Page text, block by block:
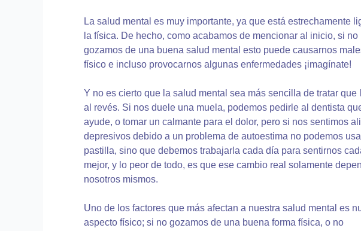
La salud mental es muy importante, ya que está estrechamente
la física. De hecho, como acabamos de mencionar al inicio, si no
gozamos de una buena salud mental esto puede causarnos
físico e incluso provocarnos algunas enfermedades ¡imagínate!
Y no es cierto que la salud mental sea más sencilla de tratar que
al revés. Si nos duele una muela, podemos pedirle al dentista
ayude, o tomar un calmante para el dolor, pero si nos sentimos
depresivos debido a un problema de autoestima no podemos
pastilla, sino que debemos trabajarla cada día para sentirnos
mejor, y lo peor de todo, es que ese cambio real solamente
nosotros mismos.
Uno de los factores que más afectan a nuestra salud mental es
aspecto físico; si no gozamos de una buena forma física, o no